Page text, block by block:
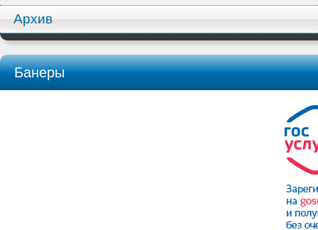
Архив
Банеры